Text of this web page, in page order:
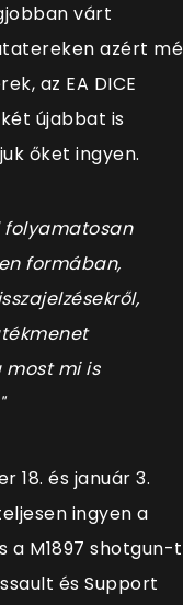
várt
azért
az EA DICE
újabbat is
őket ingyen.
folyamatosan
formában,
most mi is
18. és január 3.
ingyen a
a M1897 shotgun-
és Support